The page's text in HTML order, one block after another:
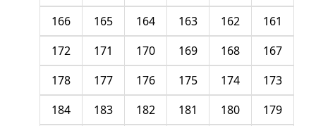
161
162
163
164
165
166
167
168
169
170
171
172
173
174
175
176
177
178
179
180
181
182
183
184